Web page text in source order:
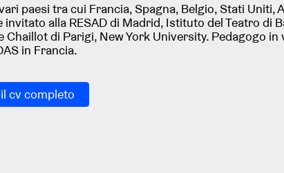
paesi tra cui Francia, Spagna, Belgio, Stati Uniti,
invitato alla RESAD di Madrid, Istituto del Teatro di
Chaillot di Parigi, New York University. Pedagogo
in Francia.
cv completo